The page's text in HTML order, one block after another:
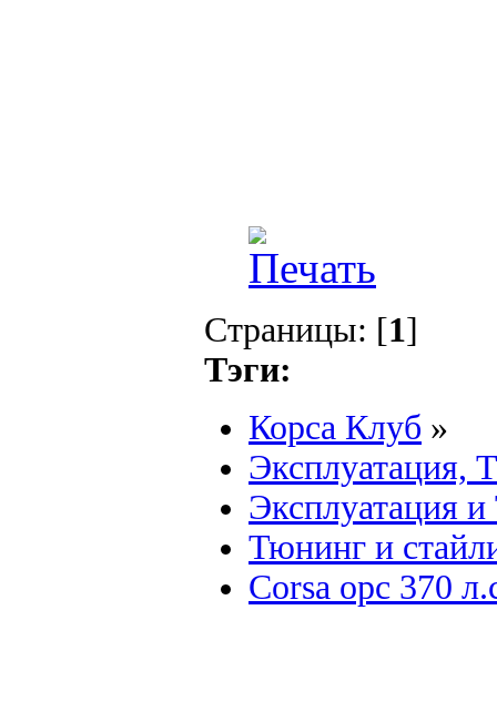
Страницы: [1]
Тэги:
Корса Клуб »
Эксплуатация,
Эксплуатация
Тюнинг и
Corsa opc 370